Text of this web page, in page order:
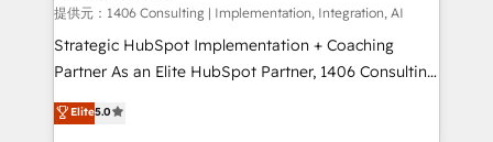
Group, a group of specialized and complementary
companies that divide their offer into 4
Competence Centers: Smart Manufacturing,
The synergies generated by these integrations,
提供元：1406 Consulting | Implementation, Integration, AI
Strategic HubSpot Implementation + Coaching
Partner As an Elite HubSpot Partner, 1406 Consulting
helps mid-market revenue teams transform how
they sell, market, and serve. We don't just build your
Elite5.0